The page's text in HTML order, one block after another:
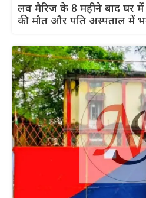
लव मैरिज के 8 महीने बाद घर में
की मौत और पति अस्पताल में